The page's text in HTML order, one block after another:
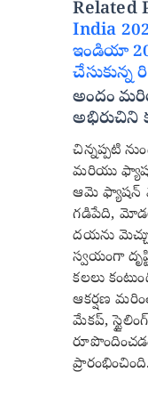
Related
India
ఇండియా
అందం
అభిరుచిని
చిన్నప్పటి
మరియు
ఆమె ఫ్యాషన్
గడిపేది,
దయను
స్వయంగా
కలలు
ఆకర్షణ
మేకప్,
ప్రారంభించింది.